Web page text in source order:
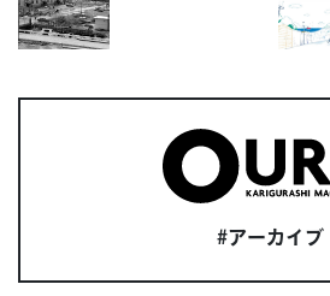
#アーカイブ